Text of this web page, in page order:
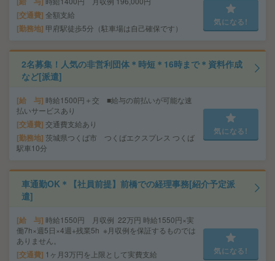
交通費 全額支給
勤務地 甲府駅徒歩5分（駐車場は自己確保です）
気になる!
2名募集！人気の非営利団体＊時短＊16時まで＊資料作成
など[派遣]
給 与 時給1500円＋交 ■給与の前払いが可能な速
払いサービスあり
交通費 交通費支給あり
勤務地 茨城県つくば市 つくばエクスプレス つくば
駅車10分
気になる!
車通勤OK＊【社員前提】前橋での経理事務[紹介予定派
遣]
給 与 時給1550円 月収例 22万円 時給1550円×実
働7h×週5日×4週+残業5h ※月収例を保証するものでは
ありません。
交通費 1ヶ月3万円を上限として実費支給 気になる!